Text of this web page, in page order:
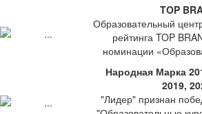
TOP
Образовательный
рейтинга TOP
номинации
Народная Марка
2019,
"Лидер" признан